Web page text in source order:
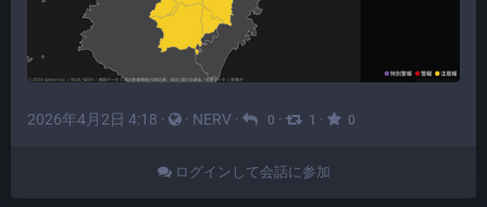
2026年4月2日 4:18 · · NERV · 0 · 1 · 0
ログインして会話に参加